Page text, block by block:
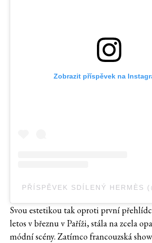
Zobrazit příspěvek na
PŘÍSPĚVEK SDÍLENÝ HERMÈS
Svou estetikou tak oproti první
letos v březnu v Paříži, stála na zcela
módní scény. Zatímco francouzská